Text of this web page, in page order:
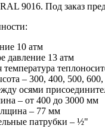
9016. Под заказ
10 атм
давление 13 атм
– 300, 400, 500,
осями
– от 400 до 3000 мм
– 77 мм
патрубки – ½"